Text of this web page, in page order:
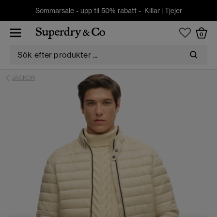
Sommarsale - upp til 50% rabatt - Killar| Tjejer
0
JACKOR